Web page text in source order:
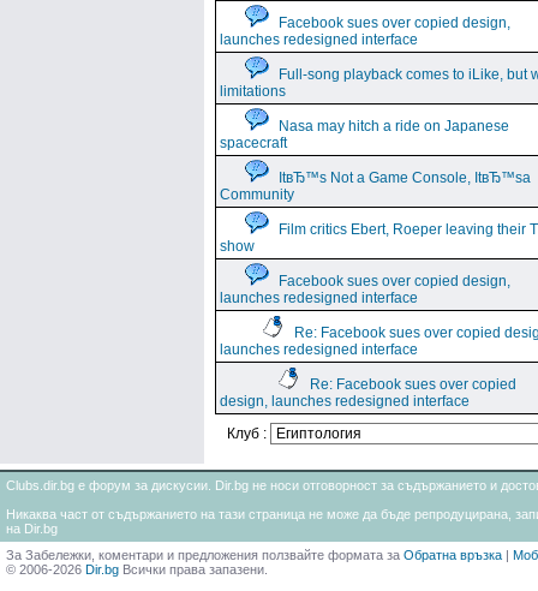
Facebook sues over copied design,
launches redesigned interface
Full-song playback comes to iLike, but
limitations
Nasa may hitch a ride on Japanese
spacecraft
ItвЂ™s Not a Game Console, ItвЂ™sa
Community
Film critics Ebert, Roeper leaving their
show
Facebook sues over copied design,
launches redesigned interface
Re: Facebook sues over copied
launches redesigned interface
Re: Facebook sues over copied
design, launches redesigned interface
Клуб :
Clubs.dir.bg е форум за дискусии. Dir.bg не носи отговорност за съдържанието и
Никаква част от съдържанието на тази страница не може да бъде репродуцирана,
на Dir.bg
За Забележки, коментари и предложения ползвайте формата за Обратна връзка |
© 2006-2026 Dir.bg Всички права запазени.